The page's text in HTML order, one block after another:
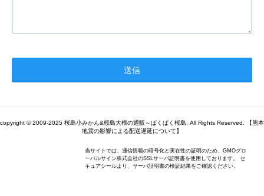
copyright © 2009-2025 桜島小みかん&桜島大根の通販～ぱくぱく桜島. All Rights Reserved. 【熊本
地震の影響による配送遅延について】
当サイトでは、通信情報の暗号化と実在性の証明のため、GMOグロ
ーバルサイン株式会社のSSLサーバ証明書を使用しております。 セ
キュアシールより、サーバ証明書の検証結果をご確認ください。